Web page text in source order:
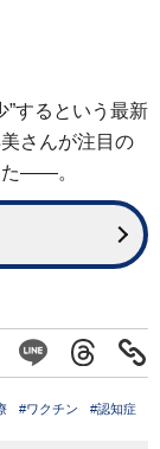
”するという最新
さんが注目の
た――。
#ワクチン #認知症